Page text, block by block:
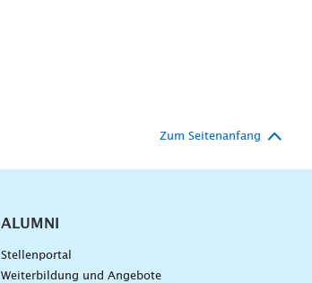
Zum Seitenanfang
ALUMNI
Stellenportal
Weiterbildung und Angebote